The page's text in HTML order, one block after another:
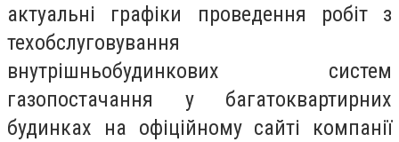
актуальні графіки проведення робіт з
техобслуговування
внутрішньобудинкових систем
газопостачання у багатоквартирних
будинках на офіційному сайті компанії